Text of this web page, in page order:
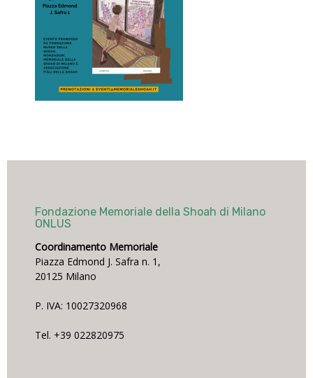
Fondazione Memoriale della Shoah di Milano
ONLUS
Coordinamento Memoriale
Piazza Edmond J. Safra n. 1,
20125 Milano
P. IVA: 10027320968
Tel. +39 022820975